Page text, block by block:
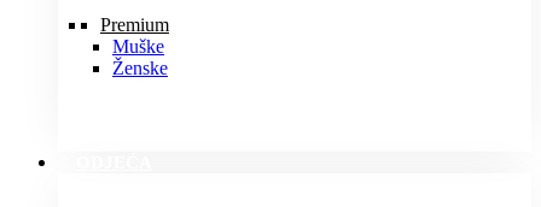
Premium
Muške
Ženske